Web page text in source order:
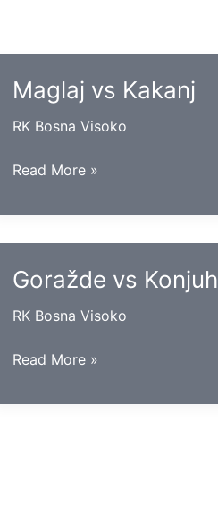
Maglaj vs Kakanj
RK Bosna Visoko
Maglaj
Kakanj
Read More »
Goražde vs Konjuh
RK Bosna Visoko
Goražde
Konjuh
Read More »